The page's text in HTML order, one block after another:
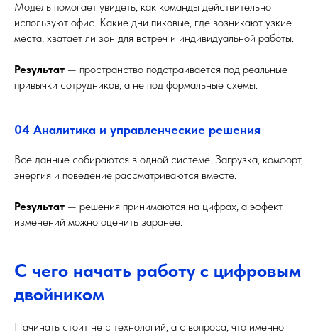
Модель помогает увидеть, как команды действительно
используют офис. Какие дни пиковые, где возникают узкие
места, хватает ли зон для встреч и индивидуальной работы.
Результат — пространство подстраивается под реальные
привычки сотрудников, а не под формальные схемы.
04 Аналитика и управленческие решения
Все данные собираются в одной системе. Загрузка, комфорт,
энергия и поведение рассматриваются вместе.
Результат — решения принимаются на цифрах, а эффект
изменений можно оценить заранее.
С чего начать работу с цифровым
двойником
Начинать стоит не с технологий, а с вопроса, что именно